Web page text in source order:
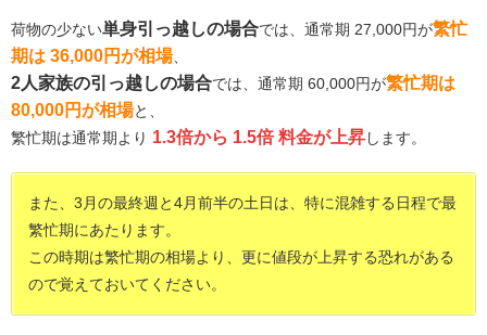
荷物の少ない単身引っ越しの場合では、通常期 27,000円が繁忙
期は 36,000円が相場、
2人家族の引っ越しの場合では、通常期 60,000円が繁忙期は
80,000円が相場と、
繁忙期は通常期より 1.3倍から 1.5倍 料金が上昇します。
また、3月の最終週と4月前半の土日は、特に混雑する日程で最
繁忙期にあたります。
この時期は繁忙期の相場より、更に値段が上昇する恐れがある
ので覚えておいてください。